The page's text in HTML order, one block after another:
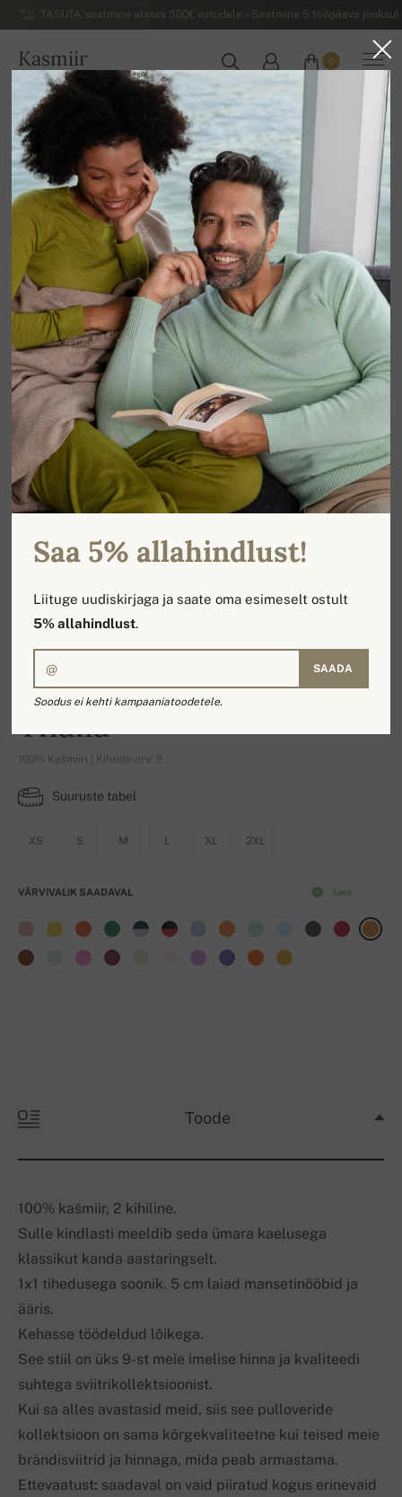
TASUTA saatmine alates 300€ ostudele – Saatmine 5 tööpäeva
Kasmiir
EESTI
0
Koju
Luksuslikud naiste kašmiirist sviitrid
Naiste kašmiirist põhikollekstioon
Thalia
100% Kašmiiri | Kihtide arv: 2
Suuruste tabel
XS S M L XL 2XL
Laos
VÄRVIVALIK SAADAVAL
Toode
100% kašmiir, 2 kihiline.
Sulle kindlasti meeldib seda ümara kaelusega
klassikut kanda aastaringselt.
1x1 tihedusega soonik. 5 cm laiad mansetinööbid ja
ääris.
Kehasse töödeldud lõikega.
See stiil on üks 9-st meie imelise hinna ja kvaliteedi
suhtega sviitrikollektsioonist.
Kui sa alles avastasid meid, siis see pulloveride
kollektsioon on sama kõrgekvaliteetne kui teised meie
brändisviitrid ja hinnaga, mida peab armastama.
Ettevaatust: saadaval on vaid piiratud kogus erinevaid
Saa 5% allahindlust!
Liituge uudiskirjaga ja saate oma esimeselt ostult
5% allahindlust.
SAADA
Soodus ei kehti kampaaniatoodetele.